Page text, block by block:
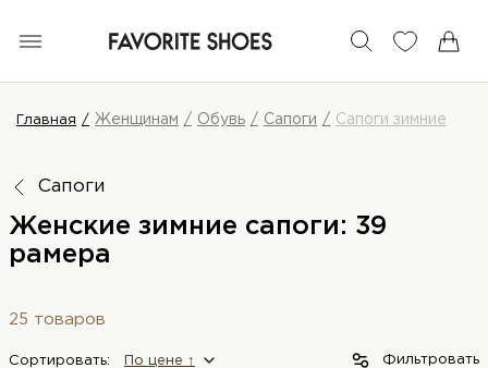
Главная Женщинам Обувь Сапоги Сапоги зимние
Сапоги
Женские зимние сапоги: 39
рамера
25 товаров
Сортировать: По цене ↑ Фильтровать